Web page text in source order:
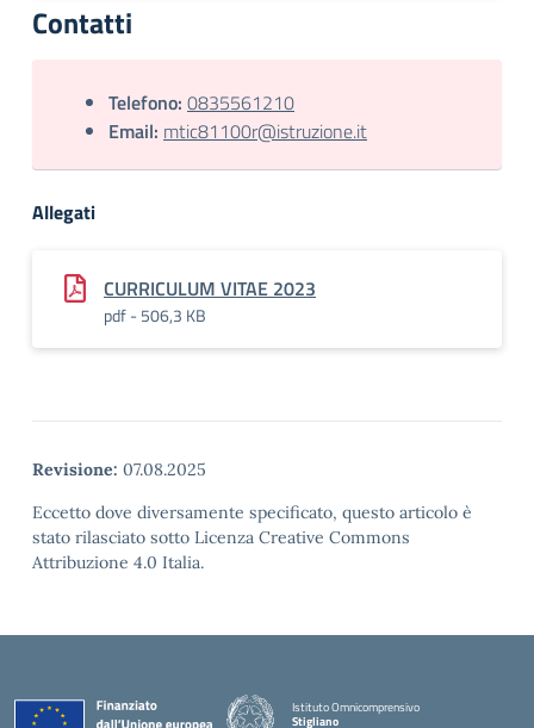
Contatti
Telefono: 0835561210
Email: mtic81100r@istruzione.it
Allegati
CURRICULUM VITAE 2023
pdf - 506,3 KB
Revisione: 07.08.2025
Eccetto dove diversamente specificato, questo articolo è
stato rilasciato sotto Licenza Creative Commons
Attribuzione 4.0 Italia.
Istituto Omnicomprensivo
Stigliano